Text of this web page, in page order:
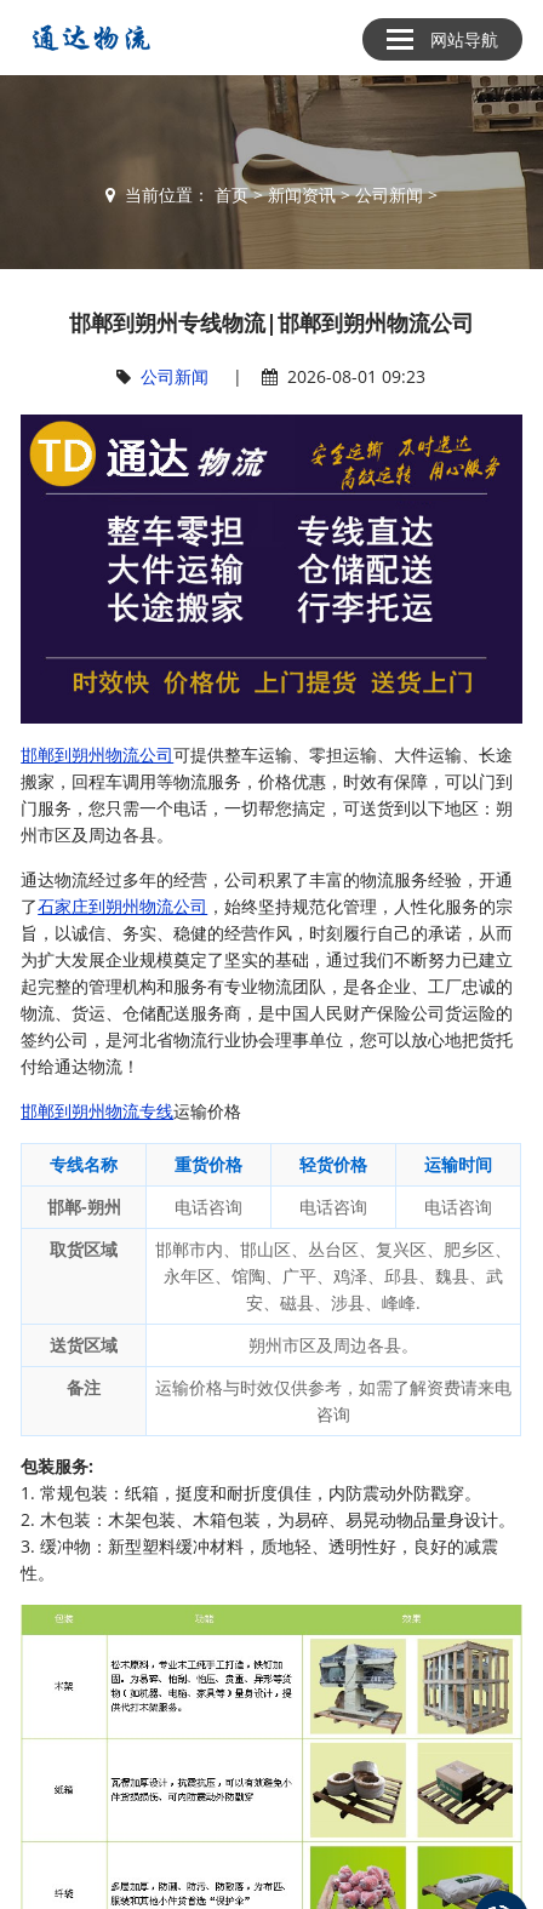
网站导航
当前位置： 首页>新闻资讯>公司新闻>
邯郸到朔州专线物流|邯郸到朔州物流公司
公司新闻 | 2026-08-01 09:23
邯郸到朔州物流公司可提供整车运输、零担运输、大件运输、长途
搬家，回程车调用等物流服务，价格优惠，时效有保障，可以门到
门服务，您只需一个电话，一切帮您搞定，可送货到以下地区：朔
州市区及周边各县。
通达物流经过多年的经营，公司积累了丰富的物流服务经验，开通
了石家庄到朔州物流公司 ，始终坚持规范化管理，人性化服务的宗
旨，以诚信、务实、稳健的经营作风，时刻履行自己的承诺，从而
为扩大发展企业规模奠定了坚实的基础，通过我们不断努力已建立
起完整的管理机构和服务有专业物流团队，是各企业、工厂忠诚的
物流、货运、仓储配送服务商，是中国人民财产保险公司货运险的
签约公司，是河北省物流行业协会理事单位，您可以放心地把货托
付给通达物流！
邯郸到朔州物流专线运输价格
专线名称 重货价格 轻货价格
运输时间
邯郸-朔州
电话咨询 电话咨询
电话咨询
取货区域
邯郸市内、邯山区、丛台区、复兴区、肥乡区、
永年区、馆陶、广平、鸡泽、邱县、魏县、武
安、磁县、涉县、峰峰.
送货区域
朔州市区及周边各县。
备注
运输价格与时效仅供参考，如需了解资费请来电
咨询
包装服务:
1. 常规包装：纸箱，挺度和耐折度俱佳，内防震动外防戳穿。
2. 木包装：木架包装、木箱包装，为易碎、易晃动物品量身设计。
3. 缓冲物：新型塑料缓冲材料，质地轻、透明性好，良好的减震
性。